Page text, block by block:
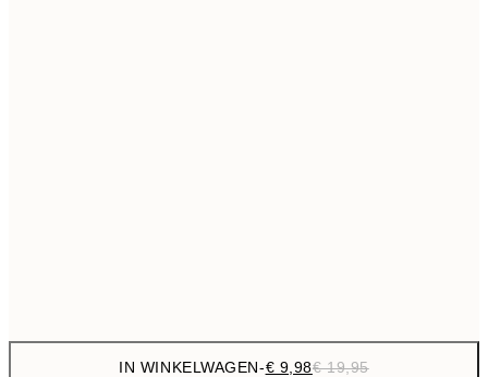
IN WINKELWAGEN-€ 9,98€ 19,95